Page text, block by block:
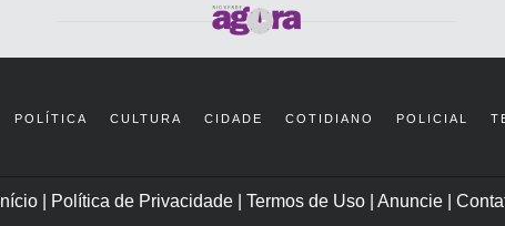
POLÍTICA CULTURA CIDADE COTIDIANO POLICIAL
Início| Política de Privacidade Termos de Uso Anuncie